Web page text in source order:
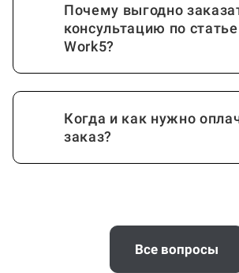
Почему выгодно
консультацию по
Work5?
Когда и как нужно
заказ?
Все вопросы